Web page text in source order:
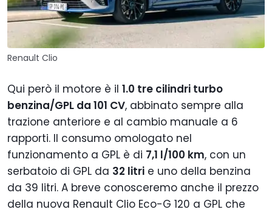
Renault Clio
Qui però il motore è il 1.0 tre cilindri turbo
benzina/GPL da 101 CV, abbinato sempre alla
trazione anteriore e al cambio manuale a 6
rapporti. Il consumo omologato nel
funzionamento a GPL è di 7,1 l/100 km, con un
serbatoio di GPL da 32 litri e uno della benzina
da 39 litri. A breve conosceremo anche il prezzo
della nuova Renault Clio Eco-G 120 a GPL che